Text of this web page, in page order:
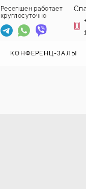
Ресепшен работает
круглосуточно
КОНФЕРЕНЦ-ЗАЛЫ